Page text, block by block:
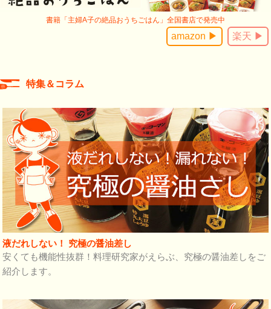
書籍「主婦A子の絶品おうちごはん」全国書店で発売中
楽天 ▶
amazon ▶
特集＆コラム
液だれしない！ 究極の醤油差し
安くても機能性抜群！料理研究家がえらぶ、究極の醤油差しをご
紹介します。